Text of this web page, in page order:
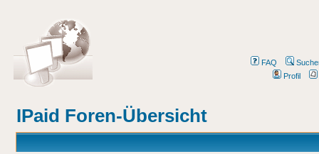
FAQ
Profil
IPaid Foren-Übersicht